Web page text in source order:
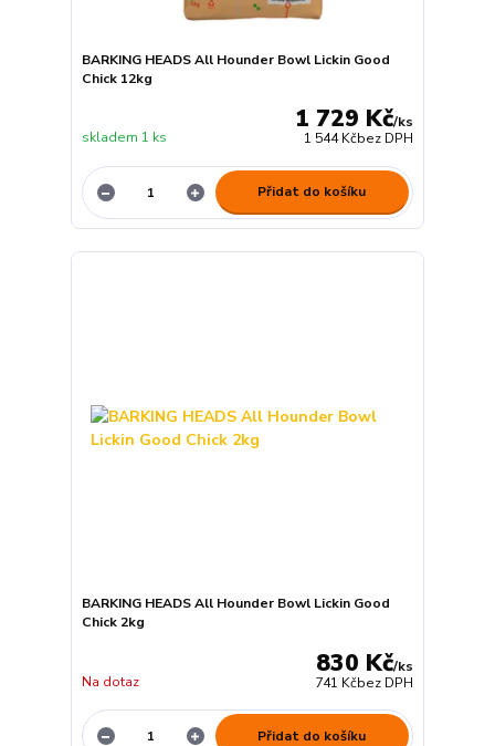
BARKING HEADS All Hounder Bowl Lickin Good
Chick 12kg
1 729 Kč/ks
1 544 Kčbez DPH
skladem 1 ks
Přidat do košíku
BARKING HEADS All Hounder Bowl Lickin Good
Chick 2kg
830 Kč/ks
741 Kčbez DPH
Na dotaz
Přidat do košíku